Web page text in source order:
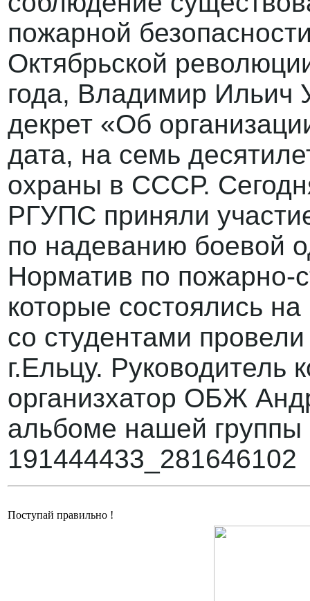
пожарной
Октябрьской
года, Владимир Ильич
декрет «Об
дата, на семь
охраны в СССР.
РГУПС приняли
по надеванию боевой
Норматив по пожарно-
которые состоялись
со студентами
г.Ельцу. Руководитель
организхатор ОБЖ
альбоме нашей
191444433_281646102
Поступай правильно !